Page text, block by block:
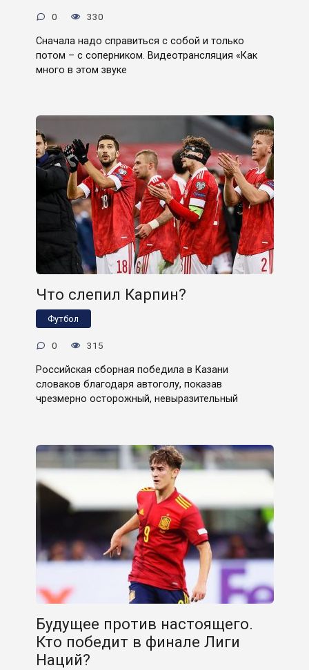
0 330
Сначала надо справиться с собой и только
потом – с соперником. Видеотрансляция «Как
много в этом звуке
Что слепил Карпин?
Футбол
0 315
Российская сборная победила в Казани
словаков благодаря автоголу, показав
чрезмерно осторожный, невыразительный
Будущее против настоящего.
Кто победит в финале Лиги
Наций?